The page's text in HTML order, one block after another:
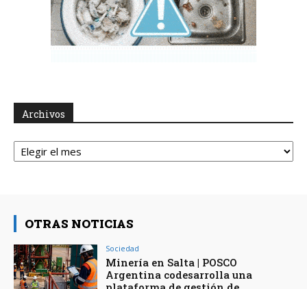
Archivos
Archivos
OTRAS NOTICIAS
Sociedad
Minería en Salta | POSCO
Argentina codesarrolla una